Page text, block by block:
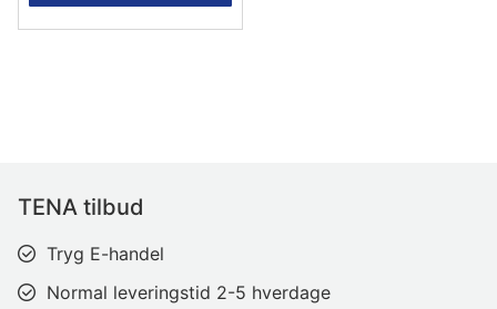
TENA tilbud
Tryg E-handel
Normal leveringstid 2-5 hverdage